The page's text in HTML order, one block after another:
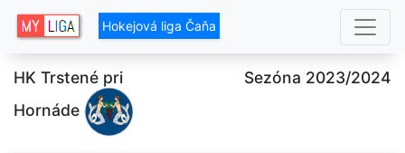
Hokejová liga Čaňa
HK Trstené pri
Hornáde
Sezóna 2023/2024